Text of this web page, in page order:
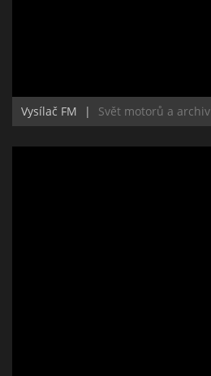
Vysílač FM | Svět motorů a archiv